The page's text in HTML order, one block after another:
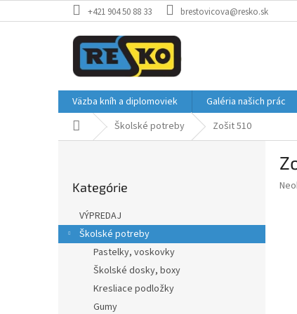
na
+421 904 50 88 33 brestovicova@resko.sk
Väzba kníh a diplomoviek Galéria našich prác
DomovŠkolské potreby Zošit 510
p
a
kategórie
Kategórie
VÝPREDAJ
Školské potreby
Pastelky, voskovky
Školské dosky, boxy
Kresliace podložky
Gumy